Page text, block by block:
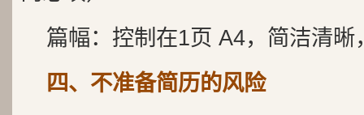
篇幅：控制在1页 A4，简洁清晰
四、不准备简历的风险